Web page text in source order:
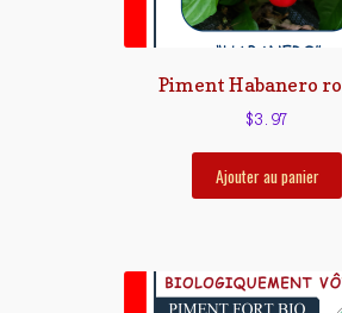
Piment Habanero
$3.97
Ajouter au panier